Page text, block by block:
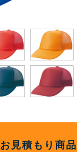
お見積もり商